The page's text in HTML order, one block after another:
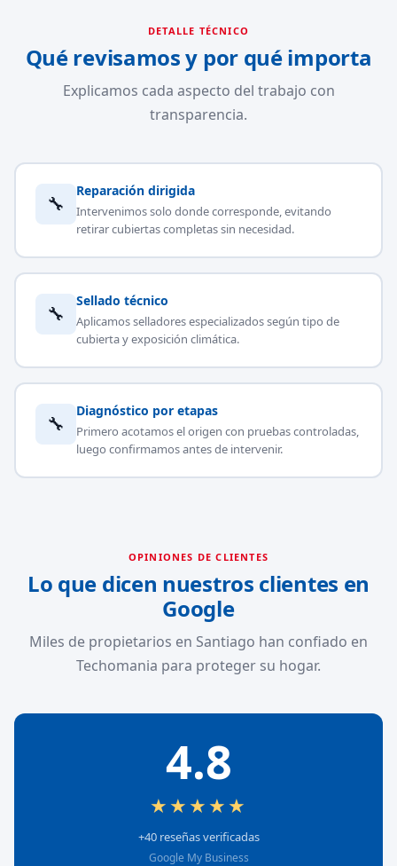
DETALLE TÉCNICO
Qué revisamos y por qué importa
Explicamos cada aspecto del trabajo con
transparencia.
🔧
Reparación dirigida
Intervenimos solo donde corresponde, evitando
retirar cubiertas completas sin necesidad.
🔧
Sellado técnico
Aplicamos selladores especializados según tipo de
cubierta y exposición climática.
🔧
Diagnóstico por etapas
Primero acotamos el origen con pruebas controladas,
luego confirmamos antes de intervenir.
OPINIONES DE CLIENTES
Lo que dicen nuestros clientes en
Google
Miles de propietarios en Santiago han confiado en
Techomania para proteger su hogar.
4.8
★★★★★
+40 reseñas verificadas
Google My Business